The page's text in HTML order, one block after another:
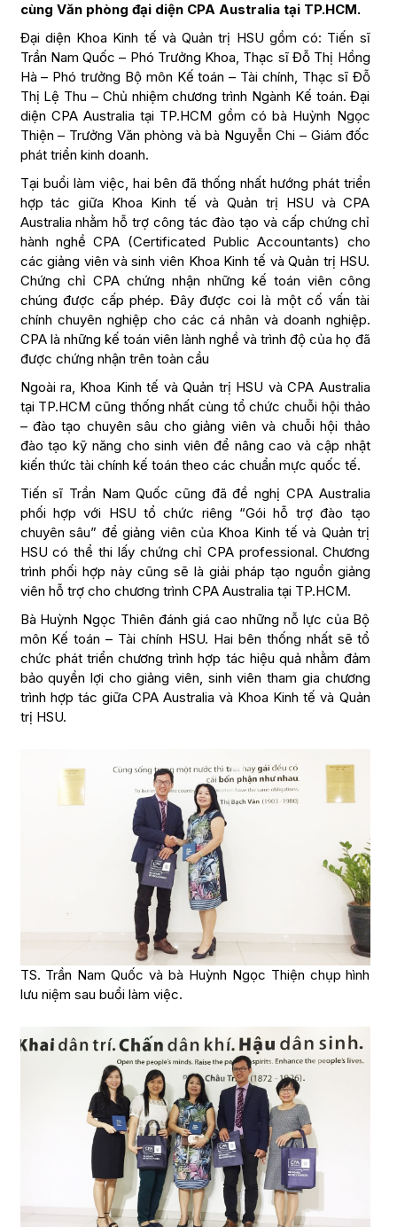
cùng Văn phòng đại diện CPA Australia tại TP.HCM.
Đại diện Khoa Kinh tế và Quản trị HSU gồm có: Tiến sĩ
Trần Nam Quốc – Phó Trưởng Khoa, Thạc sĩ Đỗ Thị Hồng
Hà – Phó trưởng Bộ môn Kế toán – Tài chính, Thạc sĩ Đỗ
Thị Lệ Thu – Chủ nhiệm chương trình Ngành Kế toán. Đại
diện CPA Australia tại TP.HCM gồm có bà Huỳnh Ngọc
Thiện – Trưởng Văn phòng và bà Nguyễn Chi – Giám đốc
phát triển kinh doanh.
Tại buổi làm việc, hai bên đã thống nhất hướng phát triển
hợp tác giữa Khoa Kinh tế và Quản trị HSU và CPA
Australia nhằm hỗ trợ công tác đào tạo và cấp chứng chỉ
hành nghề CPA (Certificated Public Accountants) cho
các giảng viên và sinh viên Khoa Kinh tế và Quản trị HSU.
Chứng chỉ CPA chứng nhận những kế toán viên công
chúng được cấp phép. Đây được coi là một cố vấn tài
chính chuyên nghiệp cho các cá nhân và doanh nghiệp.
CPA là những kế toán viên lành nghề và trình độ của họ đã
được chứng nhận trên toàn cầu
Ngoài ra, Khoa Kinh tế và Quản trị HSU và CPA Australia
tại TP.HCM cũng thống nhất cùng tổ chức chuỗi hội thảo
– đào tạo chuyên sâu cho giảng viên và chuỗi hội thảo
đào tạo kỹ năng cho sinh viên để nâng cao và cập nhật
kiến thức tài chính kế toán theo các chuẩn mực quốc tế.
Tiến sĩ Trần Nam Quốc cũng đã đề nghị CPA Australia
phối hợp với HSU tổ chức riêng “Gói hỗ trợ đào tạo
chuyên sâu” để giảng viên của Khoa Kinh tế và Quản trị
HSU có thể thi lấy chứng chỉ CPA professional. Chương
trình phối hợp này cũng sẽ là giải pháp tạo nguồn giảng
viên hỗ trợ cho chương trình CPA Australia tại TP.HCM.
Bà Huỳnh Ngọc Thiên đánh giá cao những nỗ lực của Bộ
môn Kế toán – Tài chính HSU. Hai bên thống nhất sẽ tổ
chức phát triển chương trình hợp tác hiệu quả nhằm đảm
bảo quyền lợi cho giảng viên, sinh viên tham gia chương
trình hợp tác giữa CPA Australia và Khoa Kinh tế và Quản
trị HSU.
TS. Trần Nam Quốc và bà Huỳnh Ngọc Thiện chụp hình
lưu niệm sau buổi làm việc.